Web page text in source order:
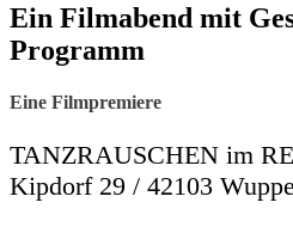
Ein Filmabend mit
Programm
Eine Filmpremiere
TANZRAUSCHEN im
Kipdorf 29 / 42103